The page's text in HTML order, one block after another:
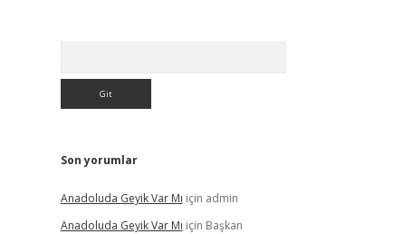
Son yorumlar
Anadoluda Geyik Var Mı için admin
Anadoluda Geyik Var Mı için Başkan